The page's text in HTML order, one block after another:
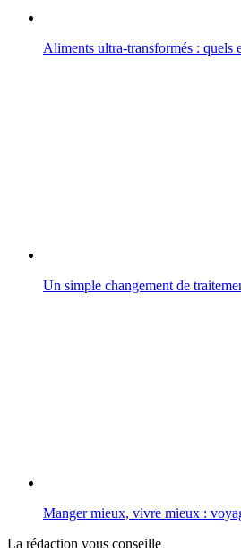
Aliments ultra-transformés : quels
Un simple changement de
Manger mieux, vivre mieux :
La rédaction vous conseille